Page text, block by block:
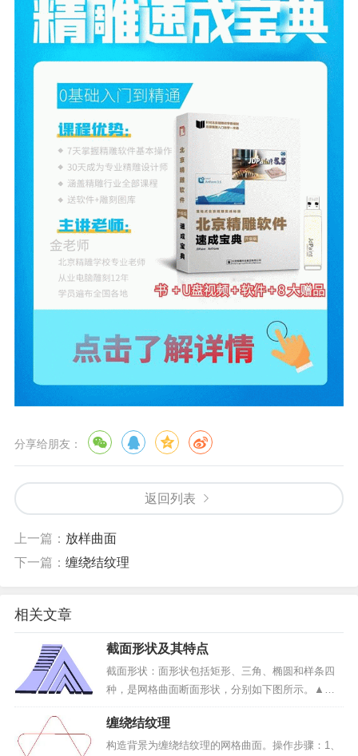
分享给朋友：
返回列表
上一篇： 放样曲面
下一篇： 缠绕结纹理
相关文章
截面形状及其特点
截面形状：面形状包括矩形、三角、椭圆和样条四
种，是网格曲面断面形状，分别如下图所示。▲图1
矩形截面▲图2 三角截面▲图3 椭圆截面▲图4 样条
截面1、矩形截面的主要特点：（1）曲面是一个在
高度方向拉起的方块。（2）曲面的侧面垂直，表面
缠绕结纹理
构造背景为缠绕结纹理的网格曲面。操作步骤：1、